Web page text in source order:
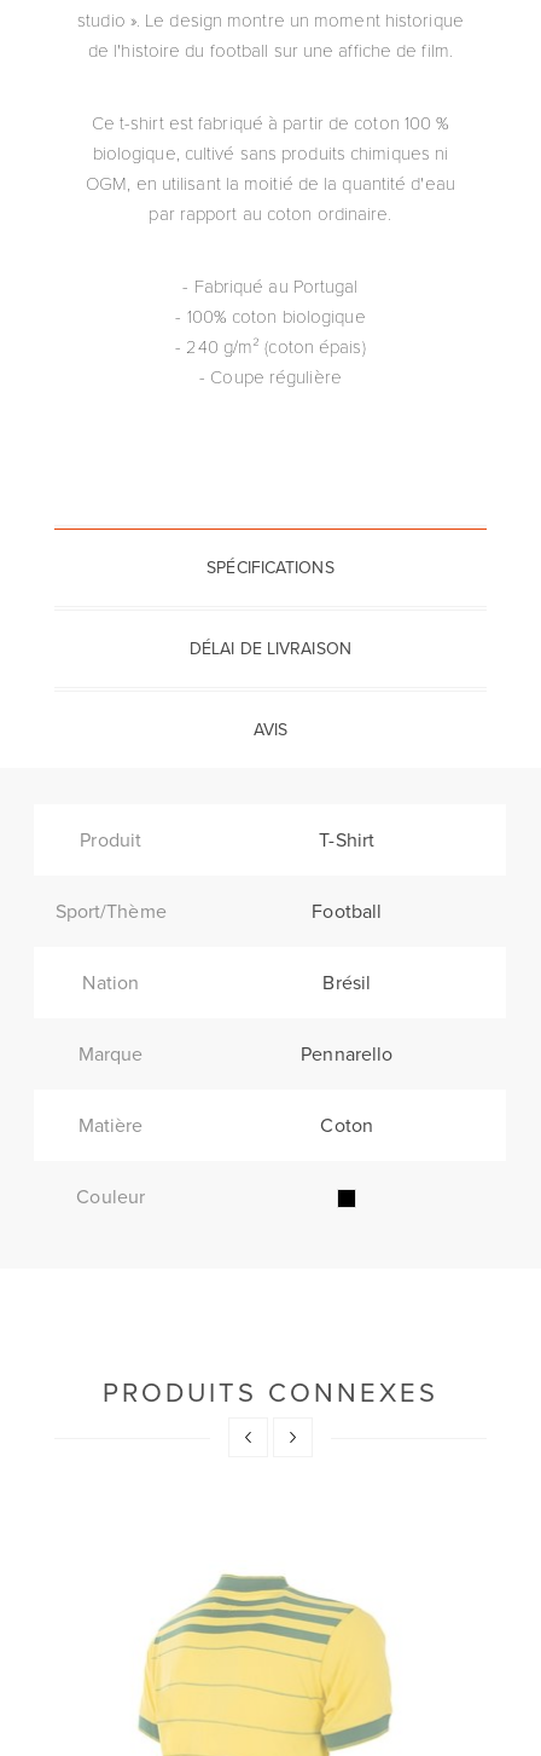
studio ». Le design montre un moment historique
de l'histoire du football sur une affiche de film.
Ce t-shirt est fabriqué à partir de coton 100 %
biologique, cultivé sans produits chimiques ni
OGM, en utilisant la moitié de la quantité d'eau
par rapport au coton ordinaire.
- Fabriqué au Portugal
- 100% coton biologique
- 240 g/m² (coton épais)
- Coupe régulière
SPÉCIFICATIONS
DÉLAI DE LIVRAISON
AVIS
Produit T-Shirt
Sport/Thème Football
Nation Brésil
Marque Pennarello
Matière Coton
Couleur
PRODUITS CONNEXES